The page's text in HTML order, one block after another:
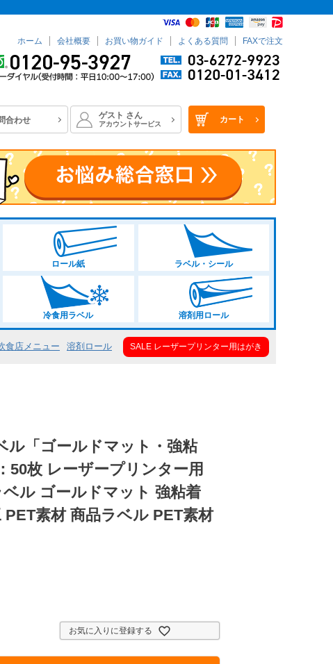
ホーム 会社概要 お買い物ガイド よくある質問 FAXで注文
合わせ ゲスト さん
アカウントサービス カート
ロール紙 ラベル・シール
冷食用ラベル 溶剤用ロール
食店メニュー 溶剤ロール SALE レーザープリンター用はがき
ル「ゴールドマット・強粘
50枚 レーザープリンター用
ル ゴールドマット 強粘着
PET素材 商品ラベル PET素材
お気に入りに登録する